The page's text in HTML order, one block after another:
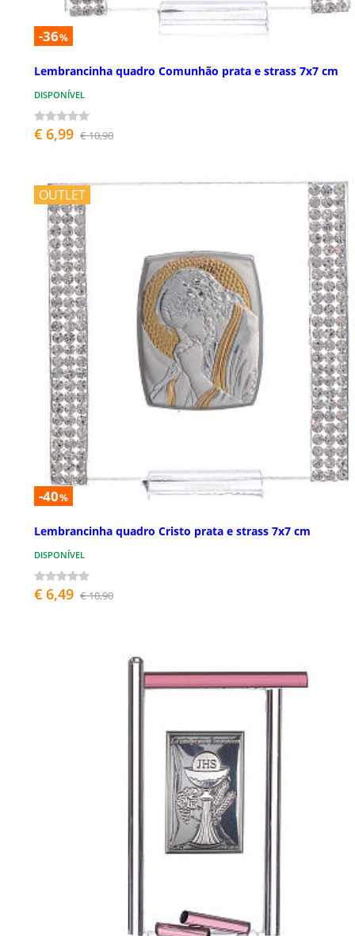
-36%
Lembrancinha quadro Comunhão prata e strass 7x7 cm
DISPONÍVEL
€ 6,99 € 10,90
OUTLET
-40%
Lembrancinha quadro Cristo prata e strass 7x7 cm
DISPONÍVEL
€ 6,49 € 10,90